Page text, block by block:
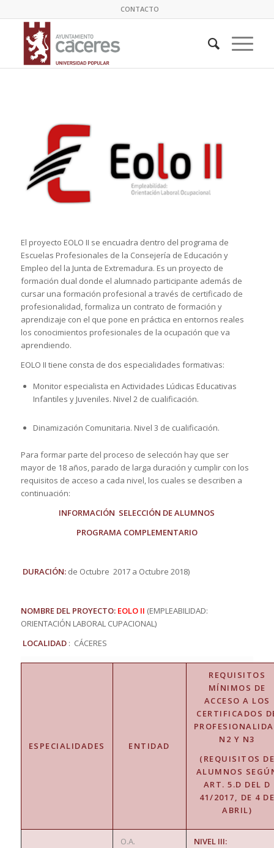
CONTACTO
El proyecto EOLO II se encuadra dentro del programa de
Escuelas Profesionales de la Consejería de Educación y
Empleo del la Junta de Extremadura. Es un proyecto de
formación dual donde el alumnado participante además de
cursar una formación profesional a través de certificado de
profesionalidad, formaliza un contrato de formación y
aprendizaje con el que pone en práctica en entornos reales
los conocimientos profesionales de la ocupación que va
aprendiendo.
EOLO II tiene consta de dos especialidades formativas:
Monitor especialista en Actividades Lúdicas Educativas
Infantiles y Juveniles. Nivel 2 de cualificación.
Dinamización Comunitaria. Nivel 3 de cualificación.
Para formar parte del proceso de selección hay que ser
mayor de 18 años, parado de larga duración y cumplir con los
requisitos de acceso a cada nivel, los cuales se describen a
continuación:
INFORMACIÓN SELECCIÓN DE ALUMNOS
PROGRAMA COMPLEMENTARIO
DURACIÓN: de Octubre 2017 a Octubre 2018)
NOMBRE DEL PROYECTO: EOLO II (EMPLEABILIDAD:
ORIENTACIÓN LABORAL CUPACIONAL)
LOCALIDAD: CÁCERES
ESPECIALIDADES ENTIDAD
REQUISITOS
MÍNIMOS DE
ACCESO A LOS
CERTIFICADOS
N2 Y N3
(REQUISITOS
ALUMNOS
ART. 5.D DEL D
41/2017, DE 4
ABRIL)
O.A.
NIVEL III: